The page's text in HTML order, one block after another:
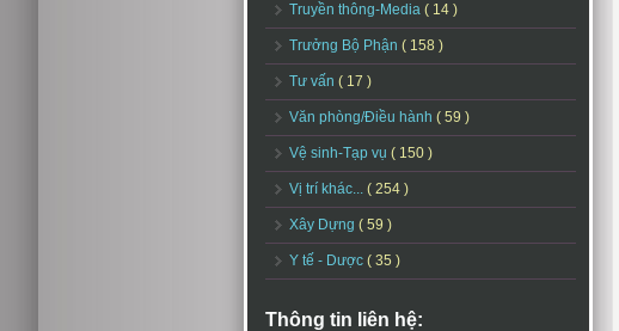
Truyền thông-Media ( 14 )
Trưởng Bộ Phận ( 158 )
Tư vấn ( 17 )
Văn phòng/Điều hành ( 59 )
Vệ sinh-Tạp vụ ( 150 )
Vị trí khác... ( 254 )
Xây Dựng ( 59 )
Y tế - Dược ( 35 )
Thông tin liên hệ: